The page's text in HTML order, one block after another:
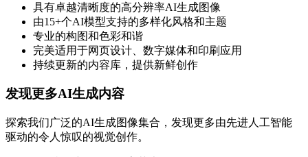
具有卓越清晰度的高分辨率AI生成图像
由15+个AI模型支持的多样化风格和主题
专业的构图和色彩和谐
完美适用于网页设计、数字媒体和印刷应用
持续更新的内容库，提供新鲜创作
发现更多AI生成内容
探索我们广泛的AI生成图像集合，发现更多由先进人工智能
驱动的令人惊叹的视觉创作。